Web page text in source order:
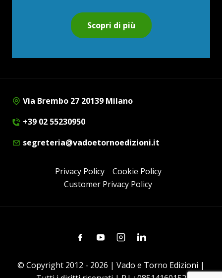
Scopri di più
Via Brembo 27 20139 Milano
+39 02 55230950
segreteria@vadoetornoedizioni.it
Privacy Policy
Cookie Policy
Customer Privacy Policy
FacebookYoutubeInstagramLinkedin
© Copyright 2012 - 2026 | Vado e Torno Edizioni |